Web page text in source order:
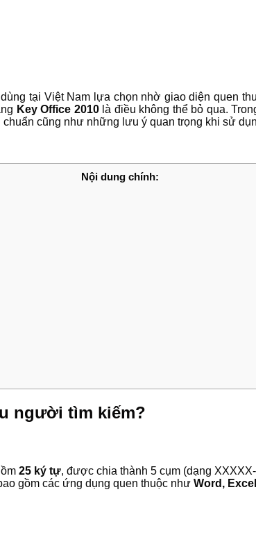
tại Việt Nam lựa chọn nhờ giao diện quen
Key Office 2010là điều không thể bỏ qua.
cũng như những lưu ý quan trọng khi sử
Nội dung chính:
người tìm kiếm?
25 ký tự, được chia thành 5 cụm (dạng
gồm các ứng dụng quen thuộc như Word,